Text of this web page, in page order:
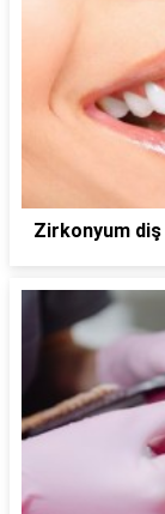
Zirkonyum